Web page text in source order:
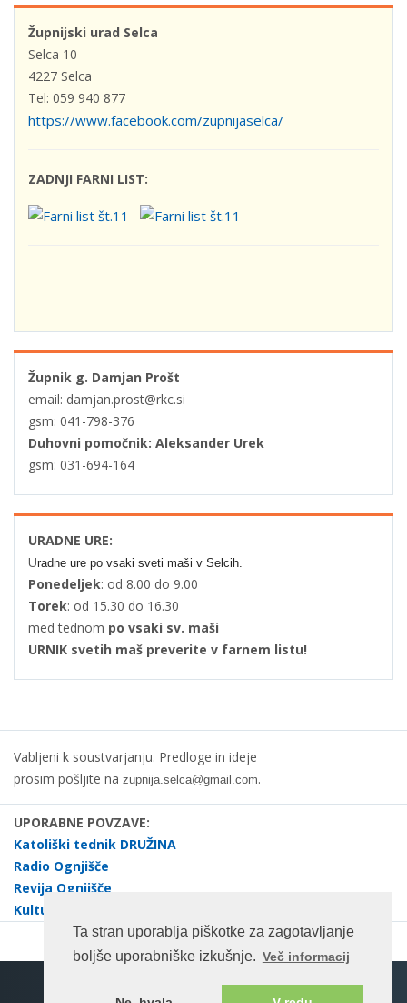
Ta stran uporablja piškotke za zagotavljanje
boljše uporabniške izkušnje. Več informacij
Župnijski urad Selca
Selca 10
4227 Selca
Tel: 059 940 877
https://www.facebook.com/zupnijaselca/
ZADNJI FARNI LIST:
Župnik g. Damjan Prošt
email: damjan.prost@rkc.si
gsm: 041-798-376
Duhovni pomočnik: Aleksander Urek
gsm: 031-694-164
URADNE URE:
Uradne ure po vsaki sveti maši v Selcih.
Ponedeljek: od 8.00 do 9.00
Torek: od 15.30 do 16.30
med tednom po vsaki sv. maši
URNIK svetih maš preverite v farnem listu!
Vabljeni k soustvarjanju. Predloge in ideje
prosim pošljite na zupnija.selca@gmail.com.
UPORABNE POVZAVE:
Katoliški tednik DRUŽINA
Radio Ognjišče
Revija Ognjišče
Kulturno društvo dr. Janez Evangelist Krek Selca
Spletna stran na enotnem portalu ©rkc.si cms.